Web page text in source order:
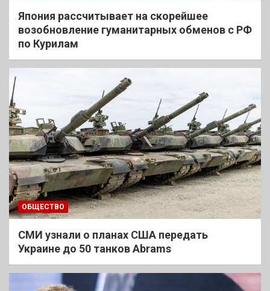
Япония рассчитывает на скорейшее
возобновление гуманитарных обменов с РФ
по Курилам
ОБЩЕСТВО
СМИ узнали о планах США передать
Украине до 50 танков Abrams